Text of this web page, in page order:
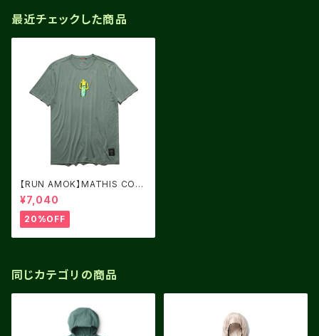
最近チェックした商品
【RUN AMOK】MATHIS COR
E SS FOREST
¥7,040
20%OFF
同じカテゴリの商品